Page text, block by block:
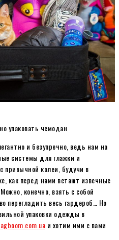
упаковать чемодан
и безупречно, ведь нам на
системы для глажки и
привычной колеи, будучи в
как перед нами встают извечные
конечно, взять с собой
перегладить весь гардероб… Но
упаковки одежды в
и хотим ими с вами